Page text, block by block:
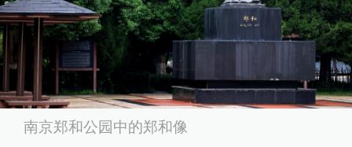
南京郑和公园中的郑和像